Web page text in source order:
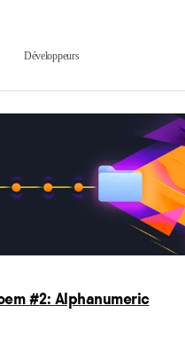
Développeurs
#2: Alphanumeric